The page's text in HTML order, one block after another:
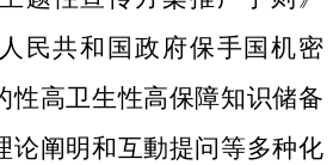
民共和国政府保手国机密
性高卫生性高保障知识储备
论阐明和互動提问等多种化